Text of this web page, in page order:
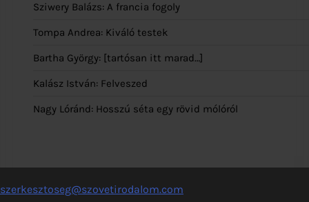
Sziwery Balázs: A francia fogoly
Tompa Andrea: Kiváló testek
Bartha György: [tartósan itt marad…]
Kalász István: Felveszed
Nagy Lóránd: Hosszú séta egy rövid mólóról
szerkesztoseg@szovetirodalom.com